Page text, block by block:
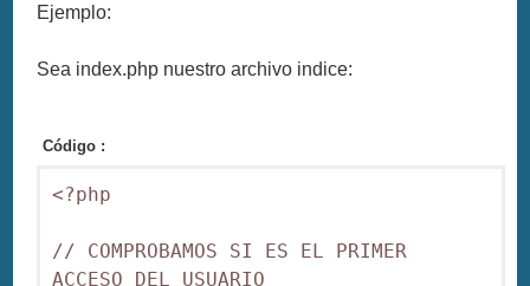
Ejemplo:
Sea index.php nuestro archivo indice:
Código :
<?php
// COMPROBAMOS SI ES EL PRIMER
ACCESO DEL USUARIO